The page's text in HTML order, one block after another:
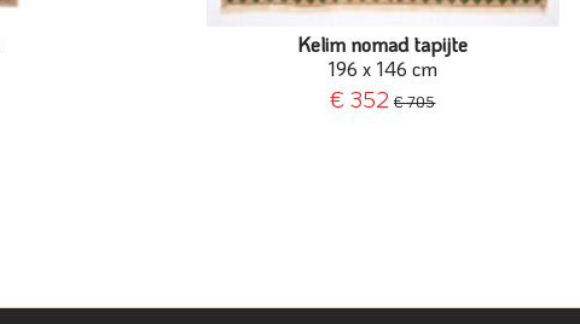
Kelim nomad tapijte
196 x 146 cm
€ 352 € 705